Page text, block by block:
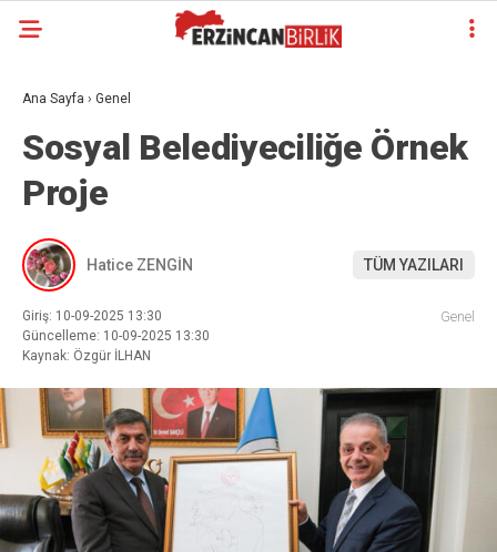
Ana Sayfa › Genel
Sosyal Belediyeciliğe Örnek
Proje
Hatice ZENGİN TÜM YAZILARI
Giriş: 10-09-2025 13:30
Güncelleme: 10-09-2025 13:30
Kaynak: Özgür İLHAN
Genel